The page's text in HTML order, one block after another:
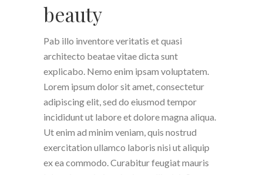
beauty
Pab illo inventore veritatis et quasi
architecto beatae vitae dicta sunt
explicabo. Nemo enim ipsam voluptatem.
Lorem ipsum dolor sit amet, consectetur
adipiscing elit, sed do eiusmod tempor
incididunt ut labore et dolore magna aliqua.
Ut enim ad minim veniam, quis nostrud
exercitation ullamco laboris nisi ut aliquip
ex ea commodo. Curabitur feugiat mauris